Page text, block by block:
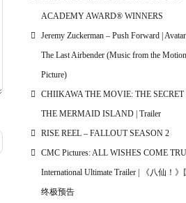
ACADEMY AWARD® WINNERS
Jeremy Zuckerman – Push Forward |
The Last Airbender (Music from the Motion
Picture)
CHIIKAWA THE MOVIE: THE SECRET
THE MERMAID ISLAND | Trailer
RISE REEL – FALLOUT SEASON 2
CMC Pictures: ALL WISHES COME
International Ultimate Trailer | 《八仙！
终极预告